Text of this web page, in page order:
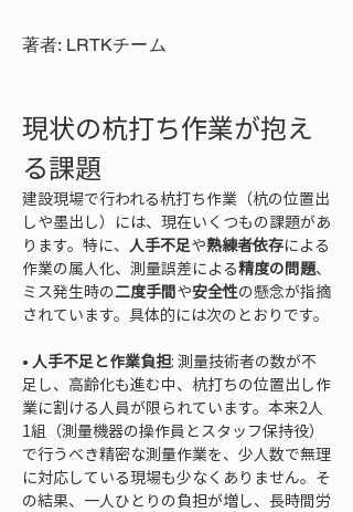
著者: LRTKチーム
現状の杭打ち作業が抱え
る課題
建設現場で行われる杭打ち作業（杭の位置出
しや墨出し）には、現在いくつもの課題があ
ります。特に、 人手不足や熟練者依存による
作業の属人化、測量誤差による精度の問題、
ミス発生時の二度手間や安全性の懸念が指摘
されています。具体的には次のとおりです。
• 人手不足と作業負担: 測量技術者の数が不
足し、高齢化も進む中、杭打ちの位置出し作
業に割ける人員が限られています。本来2人
1組（測量機器の操作員とスタッフ保持役）
で行うべき精密な測量作業を、少人数で無理
に対応している現場も少なくありません。そ
の結果、一人ひとりの負担が増し、長時間労